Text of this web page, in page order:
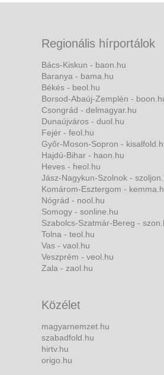
Regionális hírportálok
Bács-Kiskun - baon.hu
Baranya - bama.hu
Békés - beol.hu
Borsod-Abaúj-Zemplén -
Csongrád - delmagyar.hu
Dunaújváros - duol.hu
Fejér - feol.hu
Győr-Moson-Sopron -
Hajdú-Bihar - haon.hu
Heves - heol.hu
Jász-Nagykun-Szolnok -
Komárom-Esztergom -
Nógrád - nool.hu
Somogy - sonline.hu
Szabolcs-Szatmár-Bereg -
Tolna - teol.hu
Vas - vaol.hu
Veszprém - veol.hu
Zala - zaol.hu
Közélet
magyarnemzet.hu
szabadfold.hu
hirtv.hu
origo.hu